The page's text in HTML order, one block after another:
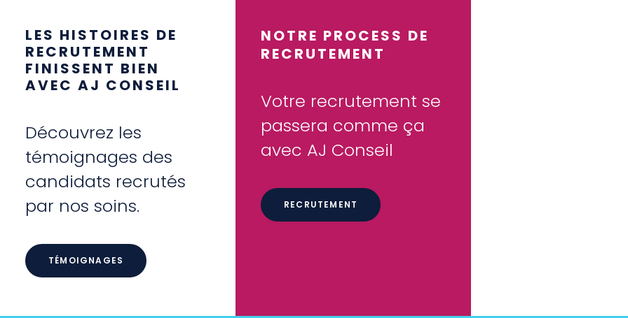
LES HISTOIRES DE
RECRUTEMENT
FINISSENT BIEN
AVEC AJ CONSEIL
Découvrez les
témoignages des
candidats recrutés
par nos soins.
TÉMOIGNAGES
NOTRE PROCESS DE
RECRUTEMENT
Votre recrutement se
passera comme ça
avec AJ Conseil
RECRUTEMENT